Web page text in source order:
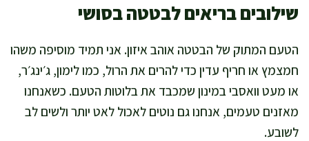
שילובים בריאים לבטטה בסושי
הטעם המתוק של הבטטה אוהב איזון. אני תמיד מוסיפה משהו
חמצמץ או חריף עדין כדי להרים את הרול, כמו לימון, ג׳ינג׳ר,
או מעט וואסבי במינון שמכבד את בלוטות הטעם. כשאנחנו
מאזנים טעמים, אנחנו גם נוטים לאכול לאט יותר ולשים לב
לשובע.